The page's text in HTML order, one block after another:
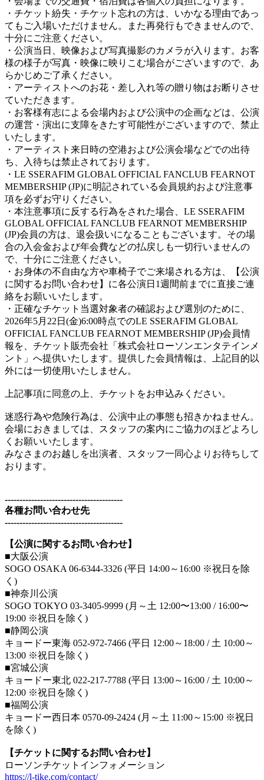
・チケット紛失・チケット忘れの方は、いかなる理由であっ
てもご入場いただけません。また再発行もできませんので、
十分にご注意ください。
・公演当日、映像および写真撮影のカメラが入ります。お客
様の様子が写真・映像に映りこむ場合がございますので、あ
らかじめご了承ください。
・アーティストへのお花・差し入れ等の贈り物はお断りさせ
ていただきます。
・お客様有志による会場内および公演中の企画などは、公演
の運営・演出に支障をきたす可能性がございますので、禁止
いたします。
・アーティスト来日時の空港および公演会場などでの出待
ち、入待ちは禁止されております。
・LE SSERAFIM GLOBAL OFFICIAL FANCLUB FEARNOT
MEMBERSHIP (JP)に明記されている会員規約および注意事
項を必ずお守りください。
・本注意事項に反する行為をされた場合、LE SSERAFIM
GLOBAL OFFICIAL FANCLUB FEARNOT MEMBERSHIP
(JP)会員の方は、退会扱いになることもございます。その場
合の入会金および年会費などの払戻しも一切行いませんの
で、十分にご注意ください。
・お身体の不自由な方や車椅子でご来場される方は、【公演
に関するお問い合わせ】に各公演日1週間前までに直接ご連
絡をお願いいたします。
・正確なチケット当選対象者の確認および選別のために、
2026年5月22日(金)6:00時点でのLE SSERAFIM GLOBAL
OFFICIAL FANCLUB FEARNOT MEMBERSHIP (JP)会員情
報を、チケット販売会社「株式会社ローソンエンタテインメ
ント」へ提供いたします。提供した会員情報は、上記目的以
外には一切使用いたしません。
上記事項に同意の上、チケットをお申込みください。
迷惑行為や危険行為は、公演中止の事態も招きかねません。
会場におきましては、スタッフの案内にご協力のほどよろし
くお願いいたします。
みなさまのお越しを出演者、スタッフ一同心よりお待ちして
おります。
----------------------------------------
各種お問い合わせ先
----------------------------------------
【公演に関するお問い合わせ】
■大阪公演
SOGO OSAKA 06-6344-3326 (平日 14:00～16:00 ※祝日を除
く)
■神奈川公演
SOGO TOKYO 03-3405-9999 (月～土 12:00〜13:00 / 16:00〜
19:00 ※祝日を除く)
■静岡公演
キョードー東海 052-972-7466 (平日 12:00～18:00 / 土 10:00～
13:00 ※祝日を除く)
■宮城公演
キョードー東北 022-217-7788 (平日 13:00～16:00 / 土 10:00～
12:00 ※祝日を除く)
■福岡公演
キョードー西日本 0570-09-2424 (月～土 11:00～15:00 ※祝日
を除く)
【チケットに関するお問い合わせ】
ローソンチケットインフォメーション
https://l-tike.com/contact/